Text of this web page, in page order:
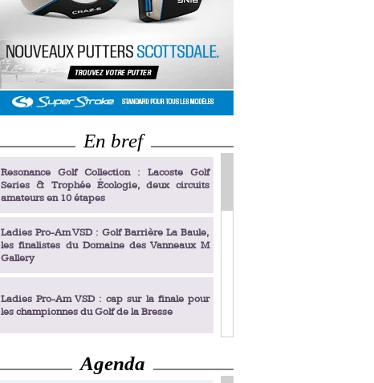
En bref
Resonance Golf Collection : Lacoste Golf
Series & Trophée Écologie, deux circuits
amateurs en 10 étapes
Ladies Pro-Am VSD : Golf Barrière La Baule,
les finalistes du Domaine des Vanneaux M
Gallery
Ladies Pro-Am VSD : cap sur la finale pour
les championnes du Golf de la Bresse
Ladies Pro-Am VSD : Golf du Prieuré, elles
décrochent leur billet pour la finale
Agenda